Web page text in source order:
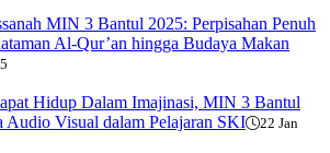
MIN 3 Bantul 2025: Perpisahan Penuh
Al-Qur’an hingga Budaya Makan
Hidup Dalam Imajinasi, MIN 3 Bantul
Audio Visual dalam Pelajaran SKI
22 Jan